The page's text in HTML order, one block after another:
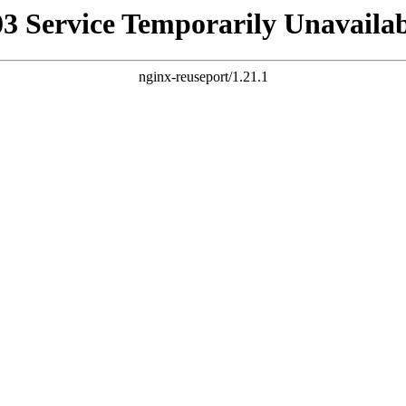
Service Temporarily
nginx-reuseport/1.21.1